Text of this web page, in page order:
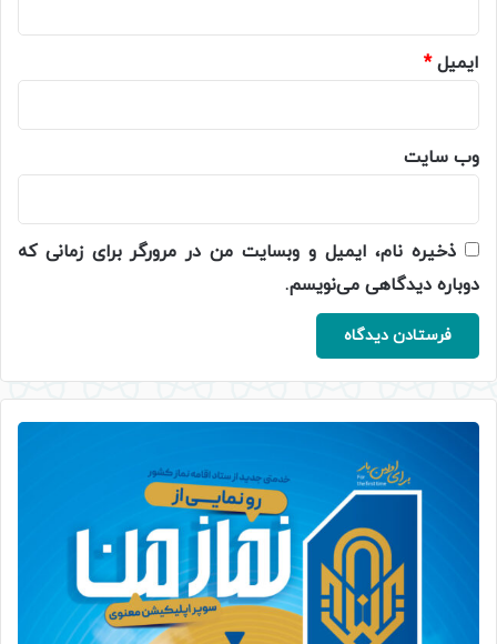
ایمیل*
وب‌ سایت
ذخیره نام، ایمیل و وبسایت من در مرورگر برای زمانی که
دوباره دیدگاهی می‌نویسم.